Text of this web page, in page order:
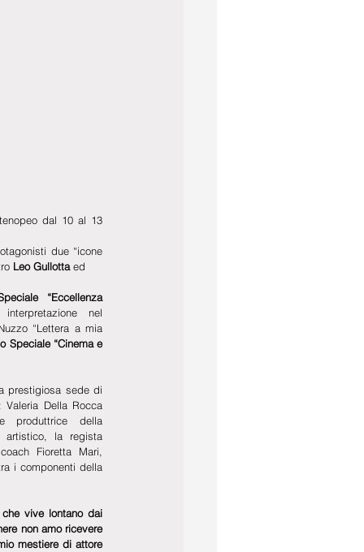
dal 10 al 13
due “icone
Leo Gullotta ed
“Eccellenza
nel
“Lettera a mia
Speciale “Cinema e
prestigiosa sede di
Valeria Della Rocca
produttrice della
artistico, la regista
Fioretta Mari,
i componenti della
vive lontano dai
non amo ricevere
mestiere di attore